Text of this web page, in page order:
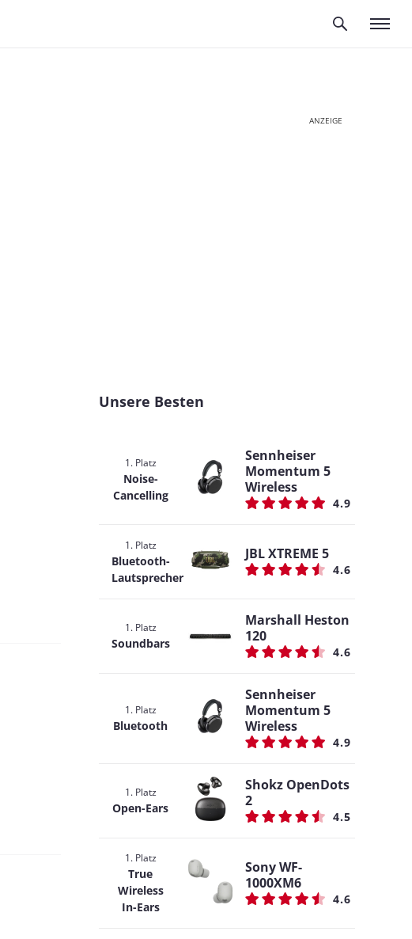
ANZEIGE
Unsere Besten
1. Platz
Noise-
Cancelling
Sennheiser
Momentum 5
Wireless
4.9
1. Platz
Bluetooth-
Lautsprecher
JBL XTREME 5
4.6
1. Platz
Soundbars
Marshall Heston
120
4.6
1. Platz
Bluetooth
Sennheiser
Momentum 5
Wireless
4.9
1. Platz
Open-Ears
Shokz OpenDots
2
4.5
1. Platz
True
Wireless
In-Ears
Sony WF-
1000XM6
4.6